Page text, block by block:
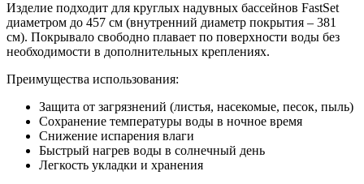
Изделие подходит для круглых надувных бассейнов FastSet
диаметром до 457 см (внутренний диаметр покрытия – 381
см). Покрывало свободно плавает по поверхности воды без
необходимости в дополнительных креплениях.
Преимущества использования:
Защита от загрязнений (листья, насекомые, песок, пыль)
Сохранение температуры воды в ночное время
Снижение испарения влаги
Быстрый нагрев воды в солнечный день
Легкость укладки и хранения